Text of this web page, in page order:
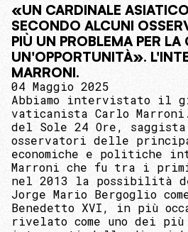
«UN CARDINALE
SECONDO ALCUNI
PIÙ UN PROBLEMA PER
UN'OPPORTUNITÀ».
MARRONI.
04 Maggio 2025
Abbiamo intervistato il
vaticanista Carlo
del Sole 24 Ore,
osservatori delle
economiche e politiche
Marroni che fu tra i
nel 2013 la possibilità
Jorge Mario Bergoglio
Benedetto XVI, in più
rivelato come uno dei